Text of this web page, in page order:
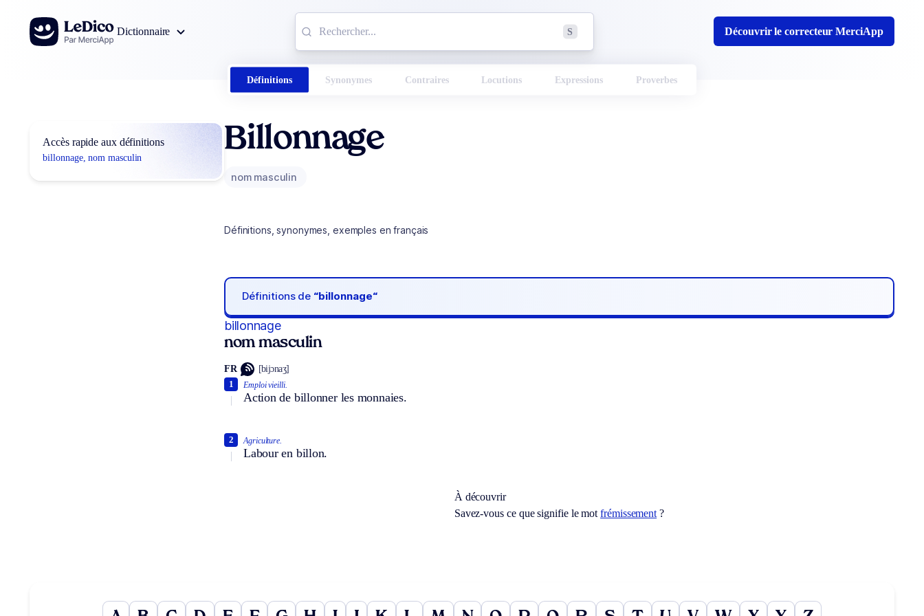
Aller au contenu
Dictionnaire
S Découvrir le correcteur MerciApp
Définitions Synonymes Contraires Locutions Expressions Proverbes
Accès rapide aux définitions
billonnage, nom masculin
Billonnage
nom masculin
Définitions, synonymes, exemples en français
Définitions de “billonnage“
billonnage
nom masculin
FR [bijɔnaʒ]
Emploi vieilli.
Action de billonner les monnaies.
1
Agriculture.
Labour en billon.
2
À découvrir
Savez-vous ce que signifie le motfrémissement ?